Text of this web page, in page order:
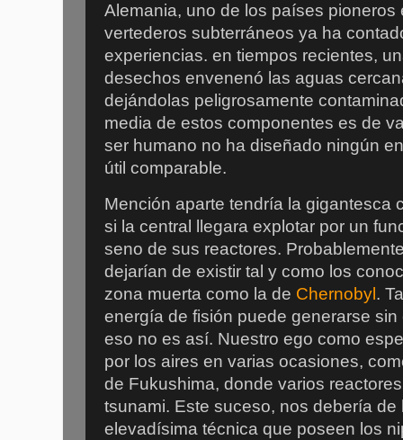
Alemania, uno de los países pioneros
vertederos subterráneos ya ha
experiencias. en tiempos recientes,
desechos envenenó las aguas
dejándolas peligrosamente
media de estos componentes es de
ser humano no ha diseñado ningún
útil comparable.
Mención aparte tendría la gigantesca
si la central llegara explotar por un
seno de sus reactores.
dejarían de existir tal y como los
zona muerta como la de Chernobyl .
energía de fisión puede generarse
eso no es así. Nuestro ego como
por los aires en varias ocasiones,
de Fukushima, donde varios
tsunami. Este suceso, nos debería de
elevadísima técnica que poseen los